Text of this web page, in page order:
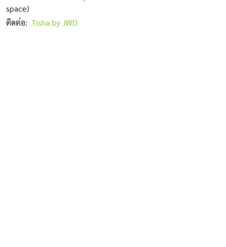
space)
ติดต่อ: Tisha by JWD